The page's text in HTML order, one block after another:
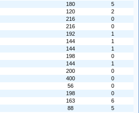
180
5
120
2
216
0
216
0
192
1
144
1
144
1
198
0
144
1
200
0
400
0
56
0
198
0
163
6
88
5